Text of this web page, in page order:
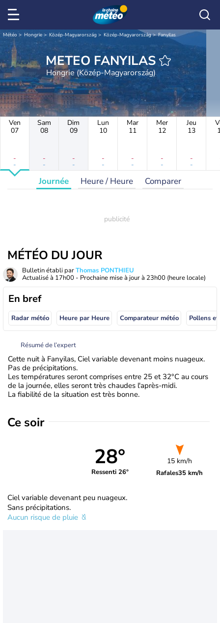
Météo Hongrie Közép-Magyarország Közép-Magyarország Fanyilas
METEO FANYILAS
Hongrie (Közép-Magyarország)
Ven
07
-
-
Sam
08
-
-
Dim
09
-
-
Lun
10
-
-
Mar
11
-
-
Mer
12
-
-
Jeu
13
-
-
Journée Heure / Heure Comparer
MÉTÉO DU JOUR
Bulletin établi parThomas PONTHIEU
Actualisé à 17h00 - Prochaine mise à jour à 23h00 (heure locale)
En bref
Radar météo Heure par Heure Comparateur météo Pollens
Résumé de l’expert
Cette nuit à Fanyilas, Ciel variable devenant moins nuageux.
Pas de précipitations.
Les températures seront comprises entre 25 et 32°C au cours
de la journée, elles seront très chaudes l'après-midi.
La fiabilité de la situation est très bonne.
Ce soir
28°
Ressenti 26°
15 km/h
Rafales35 km/h
Ciel variable devenant peu nuageux.
Sans précipitations.
Aucun risque de pluie